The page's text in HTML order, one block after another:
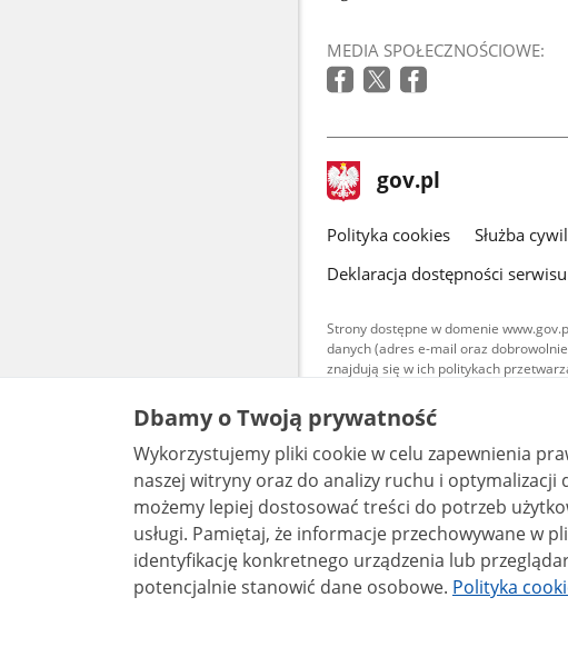
MEDIA SPOŁECZNOŚCIOWE:
stopka
gov.pl Strona
gov.pl
gov.pl
Polityka cookies Służba
Deklaracja dostępności
Strony dostępne w domenie
danych (adres e-mail oraz
znajdują się w ich politykach
Treści tekstowe
udostępniane na licencji
warunkach 4.0 (CC
są udostępniane na
bez utworów zależnych
Dbamy o Twoją prywatność
Wykorzystujemy pliki cookie w celu zapewnienia
naszej witryny oraz do analizy ruchu i optymalizacji
możemy lepiej dostosować treści do potrzeb
usługi. Pamiętaj, że informacje przechowywane w plikach cookie mogą pozwalać na
identyfikację konkretnego urządzenia lub
potencjalnie stanowić dane osobowe. Polityka